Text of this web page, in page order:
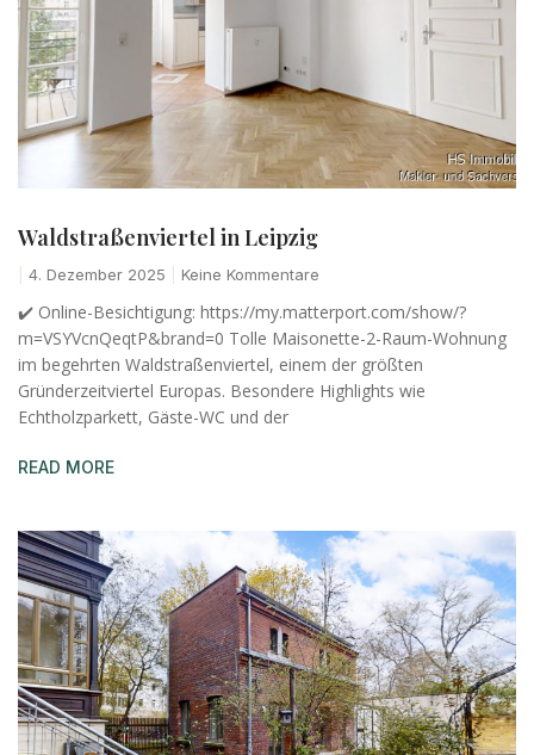
Waldstraßenviertel in Leipzig
4. Dezember 2025 Keine Kommentare
✔️ Online-Besichtigung: https://my.matterport.com/show/?
m=VSYVcnQeqtP&brand=0 Tolle Maisonette-2-Raum-Wohnung
im begehrten Waldstraßenviertel, einem der größten
Gründerzeitviertel Europas. Besondere Highlights wie
Echtholzparkett, Gäste-WC und der
READ MORE